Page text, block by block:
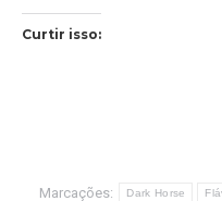
Curtir isso:
Marcações: Dark Horse